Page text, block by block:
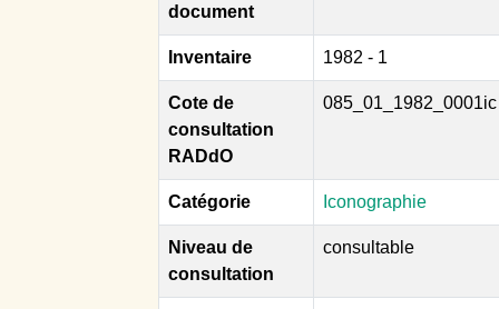
document
Inventaire 1982 - 1
Cote de
consultation
RADdO
085_01_1982_0001ic
Catégorie Iconographie
Niveau de
consultation
consultable